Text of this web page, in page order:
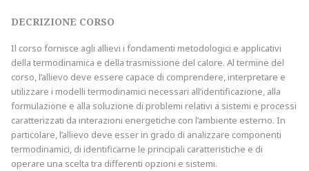
DECRIZIONE CORSO
Il corso fornisce agli allievi i fondamenti metodologici e applicativi
della termodinamica e della trasmissione del calore. Al termine del
corso, l’allievo deve essere capace di comprendere, interpretare e
utilizzare i modelli termodinamici necessari all’identificazione, alla
formulazione e alla soluzione di problemi relativi a sistemi e processi
caratterizzati da interazioni energetiche con l’ambiente esterno. In
particolare, l’allievo deve esser in grado di analizzare componenti
termodinamici, di identificarne le principali caratteristiche e di
operare una scelta tra differenti opzioni e sistemi.